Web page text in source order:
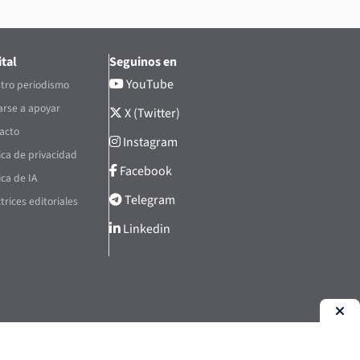
periodismo
a apoyar
de privacidad
de IA
editoriales
Seguinos en
YouTube
X (Twitter)
Instagram
Facebook
Telegram
Linkedin